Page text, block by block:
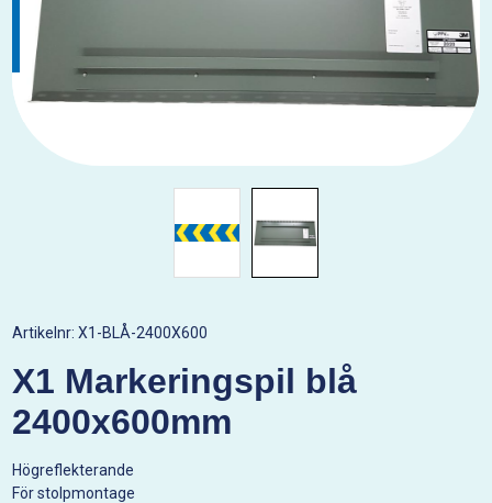
Artikelnr:X1-BLÅ-2400X600
X1 Markeringspil blå
2400x600mm
Högreflekterande
För stolpmontage